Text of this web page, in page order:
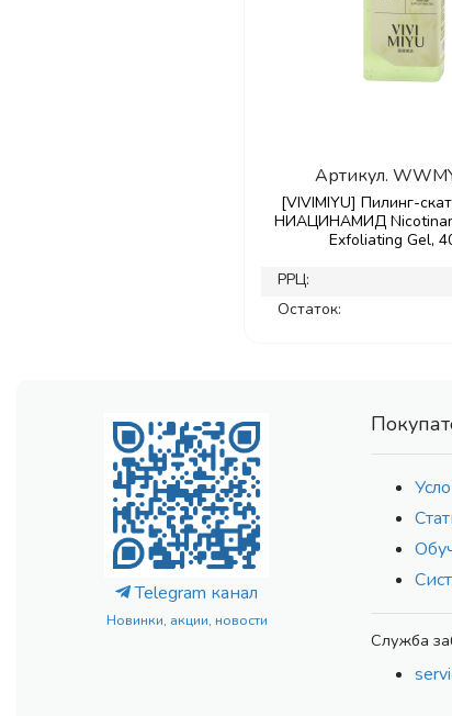
Артикул.
[VIVIMIYU] Пилинг-
НИАЦИНАМИД
Exfoliating Gel,
РРЦ:
Остаток:
Telegram канал
Новинки, акции, новости
Служба